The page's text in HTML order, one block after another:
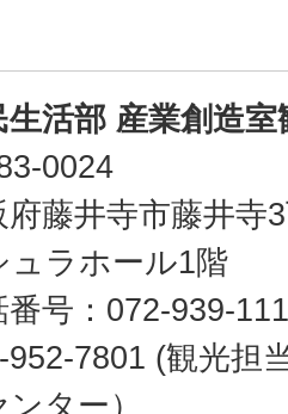
生活部 産業創造室
0024
府藤井寺市藤井寺
ュラホール1階
番号：072-939-
952-7801 (観光担
ター）